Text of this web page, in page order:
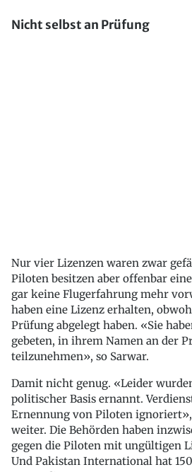
Nicht selbst an Prüfung
Nur vier Lizenzen waren zwar
Piloten besitzen aber offenbar
gar keine Flugerfahrung mehr
haben eine Lizenz erhalten,
Prüfung abgelegt haben. «Sie
gebeten, in ihrem Namen an der
teilzunehmen», so Sarwar.
Damit nicht genug. «Leider
politischer Basis ernannt.
Ernennung von Piloten
weiter. Die Behörden haben
gegen die Piloten mit ungültigen
Und Pakistan International hat